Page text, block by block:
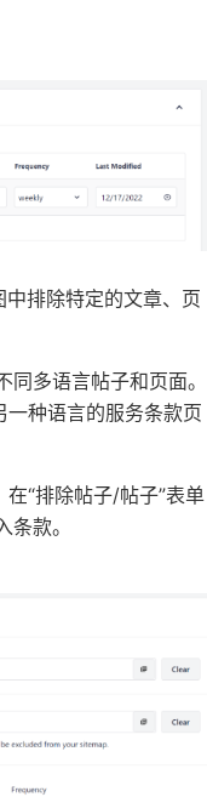
排除特定的文章、页
多语言帖子和页面。
一种语言的服务条款页
“排除帖子/帖子”表单
款。